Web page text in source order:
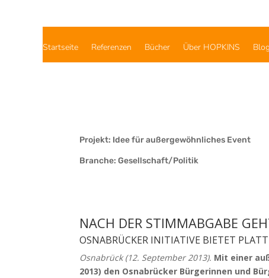
Startseite Referenzen Bücher Über HOPKINS Blog
Projekt: Idee für außergewöhnliches Event
Branche: Gesellschaft/Politik
NACH DER STIMMABGABE
OSNABRÜCKER INITIATIVE BIETET
Osnabrück (12. September 2013). Mit einer
2013) den Osnabrücker Bürgerinnen und